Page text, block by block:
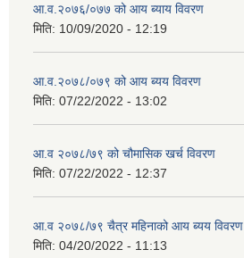
आ.व.२०७६/०७७ को आय ब्याय विवरण
मिति: 10/09/2020 - 12:19
आ.व.२०७८/०७९ को आय ब्यय विवरण
मिति: 07/22/2022 - 13:02
आ.व २०७८/७९ को चौमासिक खर्च विवरण
मिति: 07/22/2022 - 12:37
आ.व २०७८/७९ चैत्र महिनाको आय ब्यय विवरण
मिति: 04/20/2022 - 11:13